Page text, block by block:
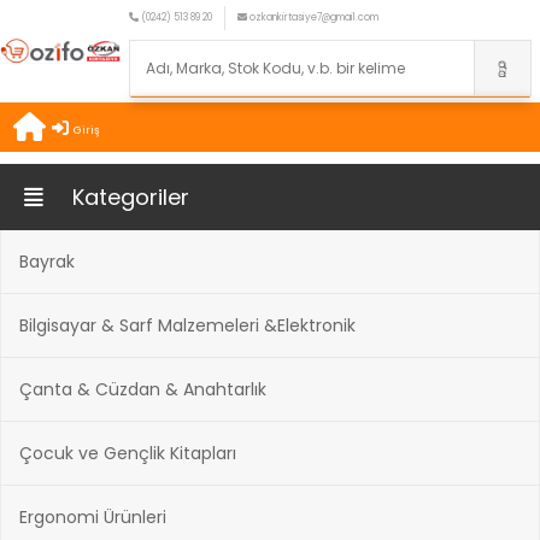
(0242) 513 89 20 ozkankirtasiye7@gmail.com
Giriş
Kategoriler
Bayrak
Bilgisayar & Sarf Malzemeleri &Elektronik
Çanta & Cüzdan & Anahtarlık
Çocuk ve Gençlik Kitapları
Ergonomi Ürünleri